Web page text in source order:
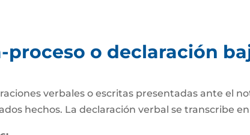
proceso o declaración
verbales o escritas presentadas ante el
hechos. La declaración verbal se transcribe